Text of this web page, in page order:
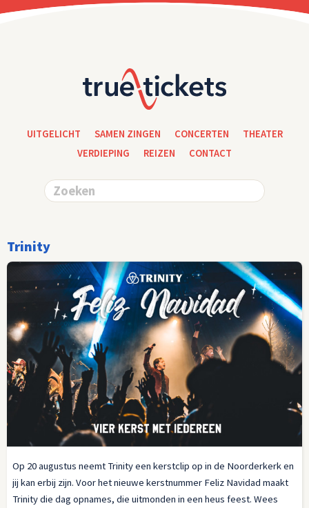
UITGELICHT SAMEN ZINGEN CONCERTEN
THEATER
VERDIEPING
REIZEN CONTACT
Trinity
Op 20 augustus neemt Trinity een kerstclip op in de Noorderkerk en
jij kan erbij zijn. Voor het nieuwe kerstnummer Feliz Navidad maakt
Trinity die dag opnames, die uitmonden in een heus feest. Wees